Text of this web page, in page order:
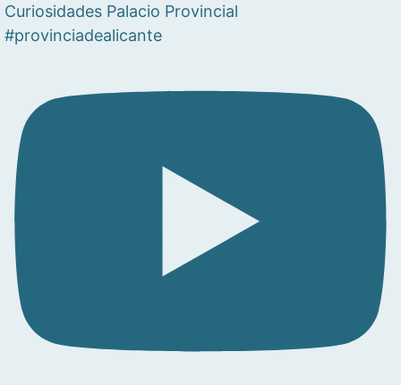
Curiosidades Palacio Provincial
#provinciadealicante